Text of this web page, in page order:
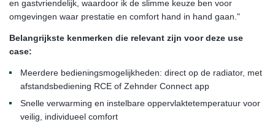
en gastvriendelijk, waardoor ik de slimme keuze ben voor
omgevingen waar prestatie en comfort hand in hand gaan."
Belangrijkste kenmerken die relevant zijn voor deze use
case:
Meerdere bedieningsmogelijkheden: direct op de radiator, met
afstandsbediening RCE of Zehnder Connect app
Snelle verwarming en instelbare oppervlaktetemperatuur voor
veilig, individueel comfort